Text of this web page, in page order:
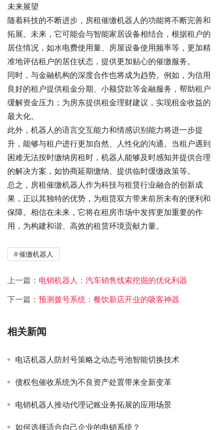
未来展望
随着科技的不断进步，房租催缴机器人的功能将不断完善和
拓展。未来，它可能会与智能家居设备相结合，根据租户的
居住情况，如水电费使用量、房屋设备使用频率等，更加精
准地评估租户的居住状态，提供更加贴心的催缴服务。
同时，与金融机构的深度合作也将成为趋势。例如，为信用
良好的租户提供租金分期、小额贷款等金融服务，帮助租户
缓解资金压力；为房东提供租金理财建议，实现租金收益的
最大化。
此外，机器人的语言交互能力和情感识别能力将进一步提
升，能够与租户进行更加自然、人性化的沟通。当租户遇到
困难无法按时缴纳房租时，机器人能够及时感知并提供合理
的解决方案，如协商延期缴纳、提供临时缓缴政策等。
总之，房租催缴机器人作为科技与租赁行业融合的创新成
果，正以其独特的优势，为租赁双方带来前所未有的便利和
保障。相信在未来，它将在租房市场中发挥更加重要的作
用，为构建和谐、高效的租赁环境贡献力量。
催缴机器人
上一篇： 电销机器人：汽车销售线索挖掘的优化利器
下一篇： 预测拨号系统：餐饮新店开业的吸客神器
相关新闻
电话机器人防封号策略之动态号池智能切换技术
债权包催收系统为不良资产处置带来全新变革
电销机器人推动代理记账业务拓展的应用场景
如何选择适合自己企业的电销系统？